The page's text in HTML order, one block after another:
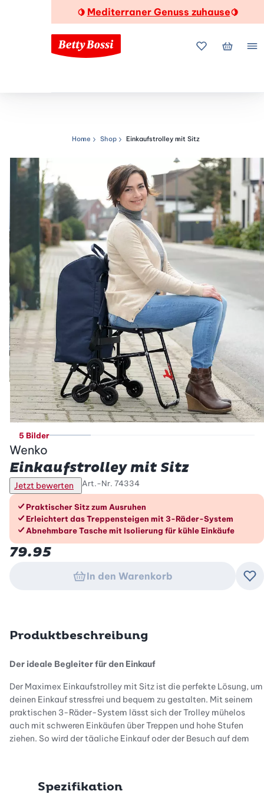
🍋 Mediterraner Genuss zuhause🍋
MeineMein
Navigationspfad
Home Shop Einkaufstrolley mit Sitz
5 Bilder
Wenko
Einkaufstrolley mit Sitz
Jetzt bewerten Art.-Nr. 74334
Die Vorteile im Überblick
Praktischer Sitz zum Ausruhen
Erleichtert das Treppensteigen mit 3-Räder-System
Abnehmbare Tasche mit Isolierung für kühle Einkäufe
79.95
In den Warenkorb
Produktbeschreibung
Der ideale Begleiter für den Einkauf
Der Maximex Einkaufstrolley mit Sitz ist die perfekte Lösung, um
deinen Einkauf stressfrei und bequem zu gestalten. Mit seinem
praktischen 3-Räder-System lässt sich der Trolley mühelos
auch mit schweren Einkäufen über Treppen und hohe Stufen
ziehen. So wird der tägliche Einkauf oder der Besuch auf dem
Spezifikation